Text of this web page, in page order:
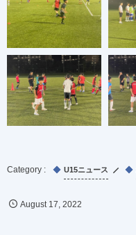
U15ニュース
August 17 ,2022